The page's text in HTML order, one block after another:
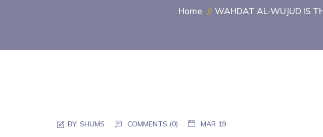
Home WAHDAT AL-WUJUD IS
BY:SHUMS COMMENTS (0) MAR 19